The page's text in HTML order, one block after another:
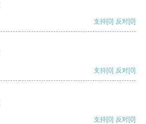
支持[0] 反对[0]
支持[0] 反对[0]
支持[0] 反对[0]